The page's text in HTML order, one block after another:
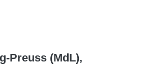
Preuss (MdL),